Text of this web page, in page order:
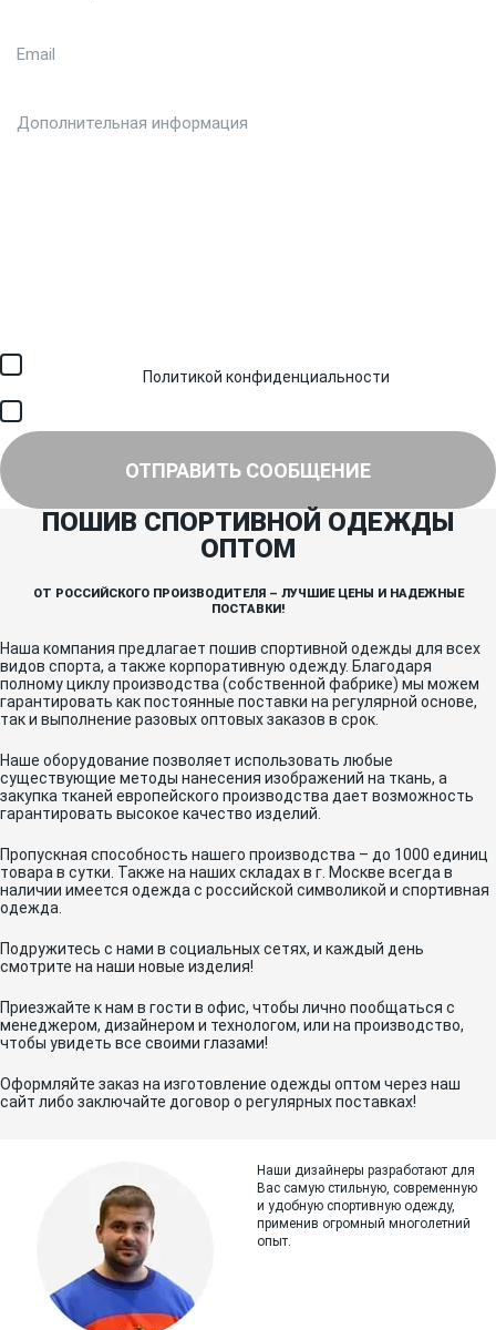
Политикой конфиденциальности
ОТПРАВИТЬ СООБЩЕНИЕ
ПОШИВ СПОРТИВНОЙ ОДЕЖДЫ
ОПТОМ
ОТ РОССИЙСКОГО ПРОИЗВОДИТЕЛЯ – ЛУЧШИЕ ЦЕНЫ И НАДЕЖНЫЕ
ПОСТАВКИ!
Наша компания предлагает пошив спортивной одежды для всех
видов спорта, а также корпоративную одежду. Благодаря
полному циклу производства (собственной фабрике) мы можем
гарантировать как постоянные поставки на регулярной основе,
так и выполнение разовых оптовых заказов в срок.
Наше оборудование позволяет использовать любые
существующие методы нанесения изображений на ткань, а
закупка тканей европейского производства дает возможность
гарантировать высокое качество изделий.
Пропускная способность нашего производства – до 1000 единиц
товара в сутки. Также на наших складах в г. Москве всегда в
наличии имеется одежда с российской символикой и спортивная
одежда.
Подружитесь с нами в социальных сетях, и каждый день
смотрите на наши новые изделия!
Приезжайте к нам в гости в офис, чтобы лично пообщаться с
менеджером, дизайнером и технологом, или на производство,
чтобы увидеть все своими глазами!
Оформляйте заказ на изготовление одежды оптом через наш
сайт либо заключайте договор о регулярных поставках!
Наши дизайнеры разработают для
Вас самую стильную, современную
и удобную спортивную одежду,
применив огромный многолетний
опыт.